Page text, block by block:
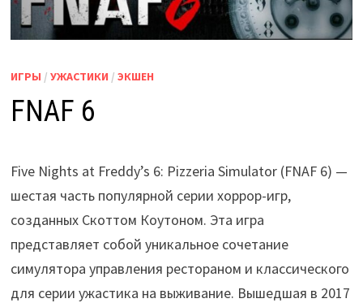
ИГРЫ /УЖАСТИКИ /ЭКШЕН
FNAF 6
Five Nights at Freddy’s 6: Pizzeria Simulator (FNAF 6) —
шестая часть популярной серии хоррор-игр,
созданных Скоттом Коутоном. Эта игра
представляет собой уникальное сочетание
симулятора управления рестораном и классического
для серии ужастика на выживание. Вышедшая в 2017